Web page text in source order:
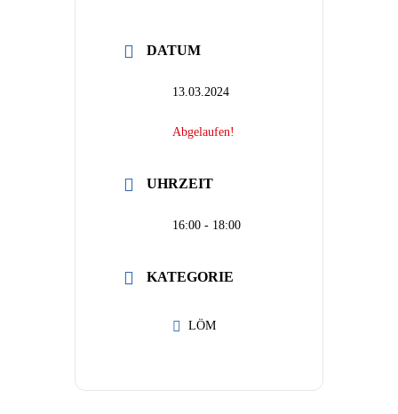
DATUM
13.03.2024
Abgelaufen!
UHRZEIT
16:00 - 18:00
KATEGORIE
LÖM